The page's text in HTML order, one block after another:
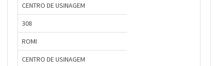
CENTRO DE USINAGEM
308
ROMI
CENTRO DE USINAGEM